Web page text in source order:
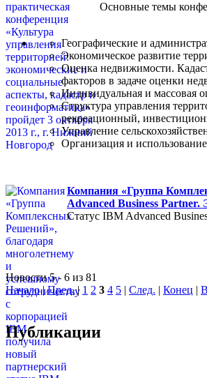
Основные темы
Географические и
Экономическое развитие
Оценка недвижимости.
факторов в задаче оценки
Индивидуальная и массовая
Структура управления
рекреационный,
Управление
Организация и
Компания «Группа
Advanced Business
Статус IBM Advanced
Новости 5 - 6 из 81
Начало|Пред.| 1 2 3 4 5 | След. | Конец |
Публикации